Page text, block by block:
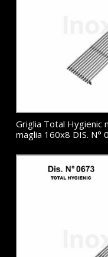
Griglia Total Hygienic
maglia 160x8 DIS. N°